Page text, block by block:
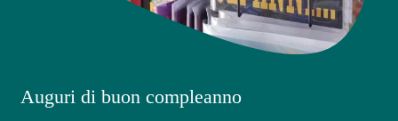
Auguri di buon compleanno